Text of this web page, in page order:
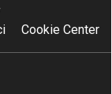
Cookie Center